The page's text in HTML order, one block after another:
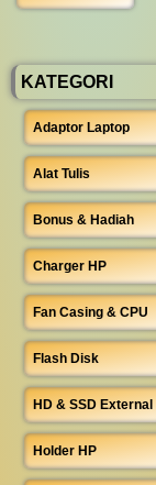
KATEGORI
Adaptor Laptop
Alat Tulis
Bonus & Hadiah
Charger HP
Fan Casing & CPU
Flash Disk
HD & SSD External
Holder HP